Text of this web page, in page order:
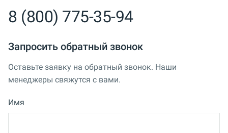
8 (800) 775-35-94
Запросить обратный звонок
Оставьте заявку на обратный звонок. Наши
менеджеры свяжутся с вами.
Имя